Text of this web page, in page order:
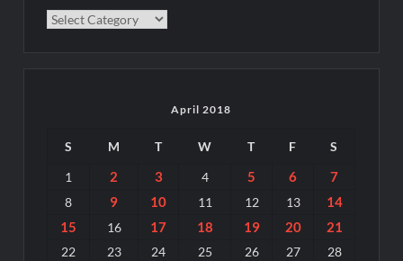
Categories
April 2018
S M T W T F
S
1
2 3 4 5 6 7
8 9 10 11 12 13
14
15
16 17 18 19 20 21
22 23 24 25 26 27
28